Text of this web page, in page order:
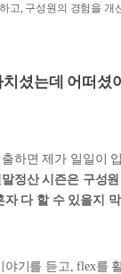
고, 구성원의 경험을 개
셨는데 어떠셨
하면 제가 일일이
정산 시즌은 구성원
자 다 할 수 있을지 막
야기를 듣고, flex를